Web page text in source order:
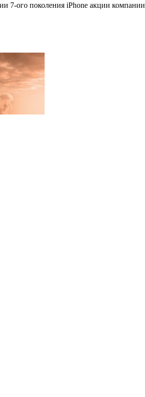
7-ого поколения iPhone акции компании